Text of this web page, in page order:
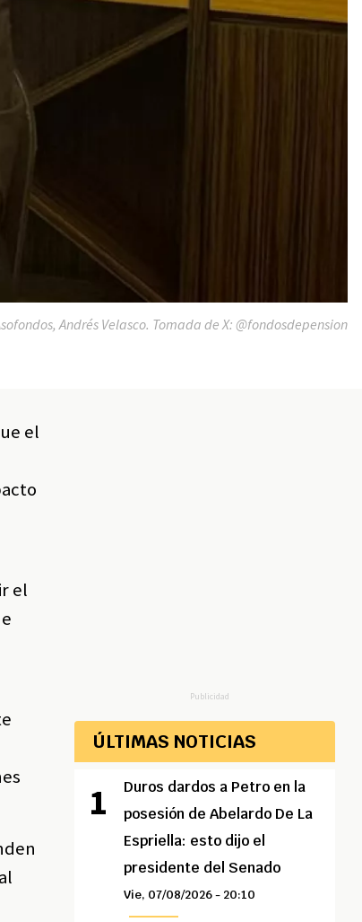
Andrés Velasco. Tomada de X: @fondosdepension
el
el
Publicidad
ÚLTIMAS NOTICIAS
Duros dardos a Petro en la
posesión de Abelardo De La
Espriella: esto dijo el
presidente del Senado
Vie, 07/08/2026 - 20:10